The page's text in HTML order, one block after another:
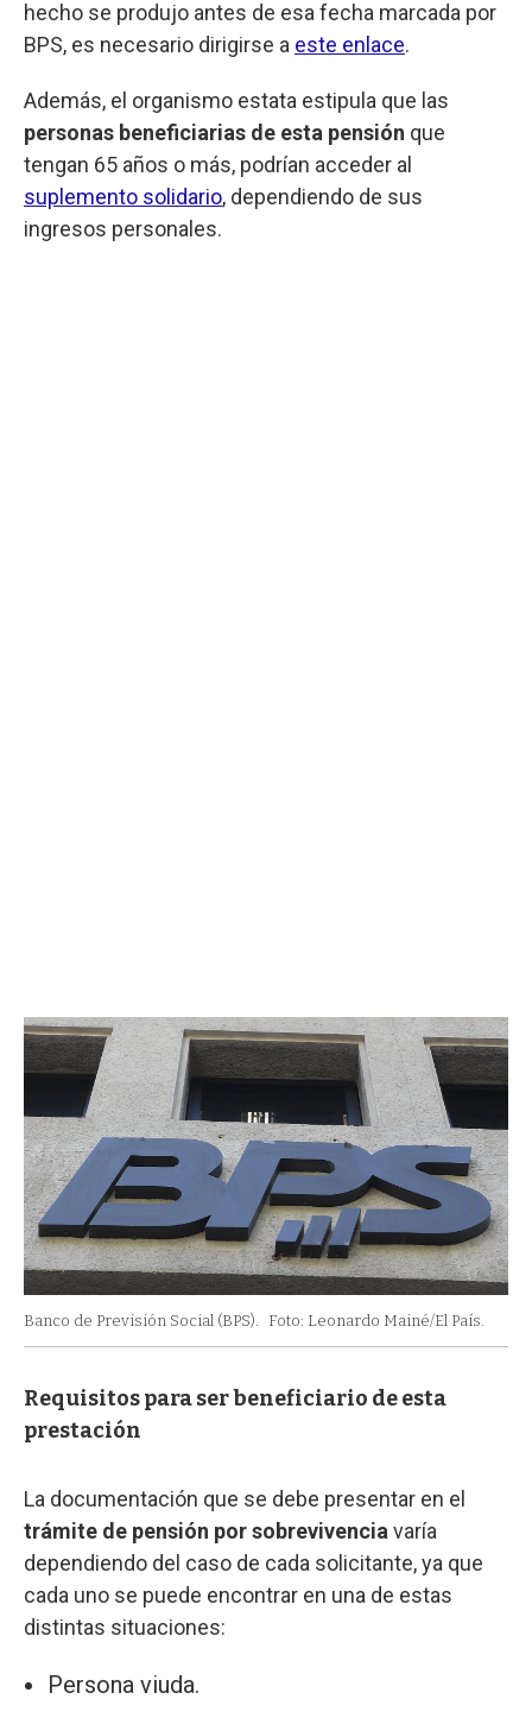
hecho se produjo antes de esa fecha marcada por
BPS, es necesario dirigirse a este enlace.
Además, el organismo estata estipula que las
personas beneficiarias de esta pensión que
tengan 65 años o más, podrían acceder al
suplemento solidario, dependiendo de sus
ingresos personales.
Banco de Previsión Social (BPS). Foto: Leonardo Mainé/El País.
Requisitos para ser beneficiario de esta
prestación
La documentación que se debe presentar en el
trámite de pensión por sobrevivencia varía
dependiendo del caso de cada solicitante, ya que
cada uno se puede encontrar en una de estas
distintas situaciones:
Persona viuda.